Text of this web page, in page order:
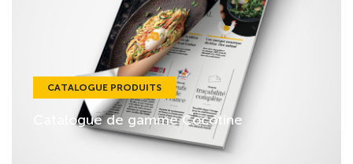
CATALOGUE PRODUITS
Catalogue de gamme Cocotine